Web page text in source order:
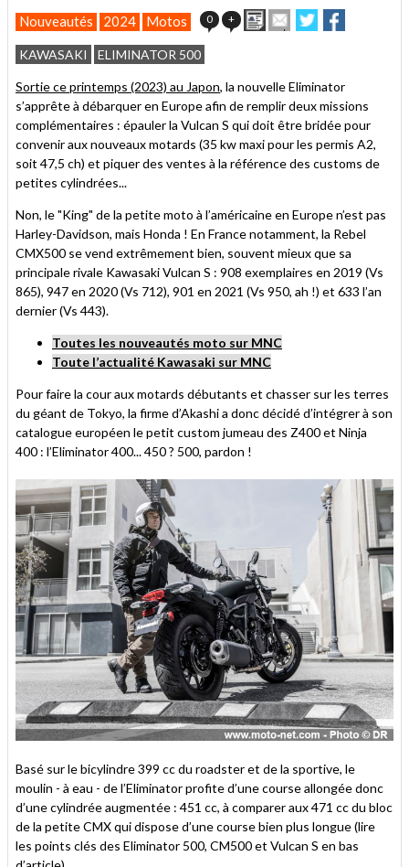
Nouveautés 2024 Motos 0 + ImprimerEnvoyer
cet
un
ami
Partager
sur
sur
KAWASAKI ELIMINATOR 500
Sortie ce printemps (2023) au Japon, la nouvelle Eliminator
s’apprête à débarquer en Europe afin de remplir deux missions
complémentaires : épauler la Vulcan S qui doit être bridée pour
convenir aux nouveaux motards (35 kw maxi pour les permis A2,
soit 47,5 ch) et piquer des ventes à la référence des customs de
petites cylindrées...
Non, le "King" de la petite moto à l’américaine en Europe n’est pas
Harley-Davidson, mais Honda ! En France notamment, la Rebel
CMX500 se vend extrêmement bien, souvent mieux que sa
principale rivale Kawasaki Vulcan S : 908 exemplaires en 2019 (Vs
865), 947 en 2020 (Vs 712), 901 en 2021 (Vs 950, ah !) et 633 l’an
dernier (Vs 443).
Toutes les nouveautés moto sur MNC
Toute l’actualité Kawasaki sur MNC
Pour faire la cour aux motards débutants et chasser sur les terres
du géant de Tokyo, la firme d’Akashi a donc décidé d’intégrer à son
catalogue européen le petit custom jumeau des Z400 et Ninja
400 : l’Eliminator 400... 450 ? 500, pardon !
Basé sur le bicylindre 399 cc du roadster et de la sportive, le
moulin - à eau - de l’Eliminator profite d’une course allongée donc
d’une cylindrée augmentée : 451 cc, à comparer aux 471 cc du bloc
de la petite CMX qui dispose d’une course bien plus longue (lire
les points clés des Eliminator 500, CM500 et Vulcan S en bas